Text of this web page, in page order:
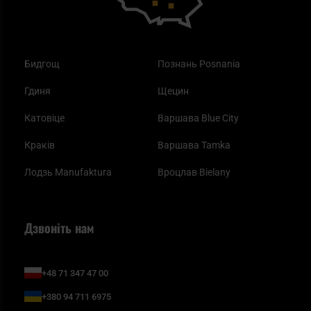
Бидгощ
Гдиня
Катовіце
Краків
Лодзь Manufaktura
Познань Posnania
Щецин
Варшава Blue City
Варшава Tamka
Вроцлав Bielany
Дзвоніть нам
+48 71 347 47 00
+380 94 711 6975